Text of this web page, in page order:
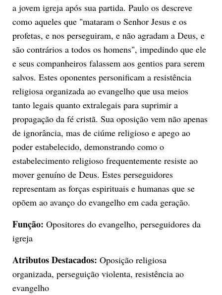
a jovem igreja após sua partida. Paulo os descreve
como aqueles que "mataram o Senhor Jesus e os
profetas, e nos perseguiram, e não agradam a Deus, e
são contrários a todos os homens", impedindo que ele
e seus companheiros falassem aos gentios para serem
salvos. Estes oponentes personificam a resistência
religiosa organizada ao evangelho que usa meios
tanto legais quanto extralegais para suprimir a
propagação da fé cristã. Sua oposição vem não apenas
de ignorância, mas de ciúme religioso e apego ao
poder estabelecido, demonstrando como o
estabelecimento religioso frequentemente resiste ao
mover genuíno de Deus. Estes perseguidores
representam as forças espirituais e humanas que se
opõem ao avanço do evangelho em cada geração.
Função: Opositores do evangelho, perseguidores da
igreja
Atributos Destacados: Oposição religiosa
organizada, perseguição violenta, resistência ao
evangelho